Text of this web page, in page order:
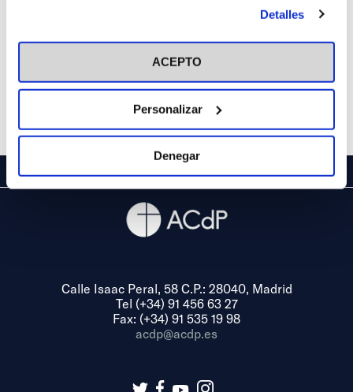
en el botón "Personalizar". Para más información puedes
visitar nuestra Política de Cookies
Detalles
ACEPTO
Personalizar
Denegar
Calle Isaac Peral, 58 C.P.: 28040, Madrid
Tel (+34) 91 456 63 27
Fax: (+34) 91 535 19 98
acdp@acdp.es